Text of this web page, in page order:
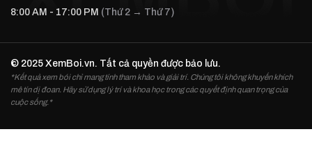
8:00 AM - 17:00 PM (Thứ 2 → Thứ 7)
© 2025 XemBoi.vn. Tất cả quyền được bảo lưu.
*Kết quả xem bói chỉ mang tính tham khảo và giải trí. Chúng tôi không khuyến khích
mê tín dị đoan. Hãy sử dụng lý trí và khoa học trong các quyết định quan trọng của
cuộc sống.*